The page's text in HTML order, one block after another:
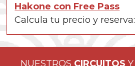
Hakone con Free Pass
Calcula tu precio y reserva:
NUESTROS CIRCUITOS Y